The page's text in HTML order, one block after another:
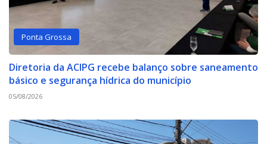
Ponta Grossa
Diretoria da ACIPG recebe balanço sobre saneamento
básico e segurança hídrica do município
05/08/2026